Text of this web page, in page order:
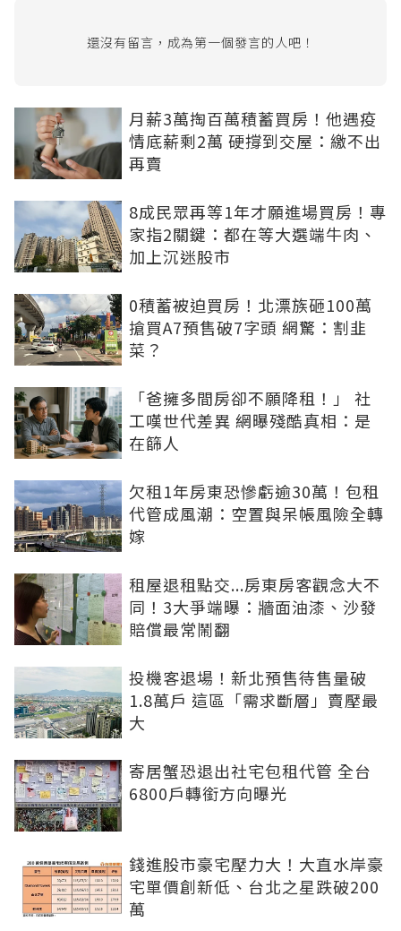
還沒有留言，成為第一個發言的人吧！
月薪3萬掏百萬積蓄買房！他遇疫
情底薪剩2萬 硬撐到交屋：繳不出
再賣
8成民眾再等1年才願進場買房！專
家指2關鍵：都在等大選端牛肉、
加上沉迷股市
0積蓄被迫買房！北漂族砸100萬
搶買A7預售破7字頭 網驚：割韭
菜？
「爸擁多間房卻不願降租！」 社
工嘆世代差異 網曝殘酷真相：是
在篩人
欠租1年房東恐慘虧逾30萬！包租
代管成風潮：空置與呆帳風險全轉
嫁
租屋退租點交...房東房客觀念大不
同！3大爭端曝：牆面油漆、沙發
賠償最常鬧翻
投機客退場！新北預售待售量破
1.8萬戶 這區「需求斷層」賣壓最
大
寄居蟹恐退出社宅包租代管 全台
6800戶轉銜方向曝光
錢進股市豪宅壓力大！大直水岸豪
宅單價創新低、台北之星跌破200
萬